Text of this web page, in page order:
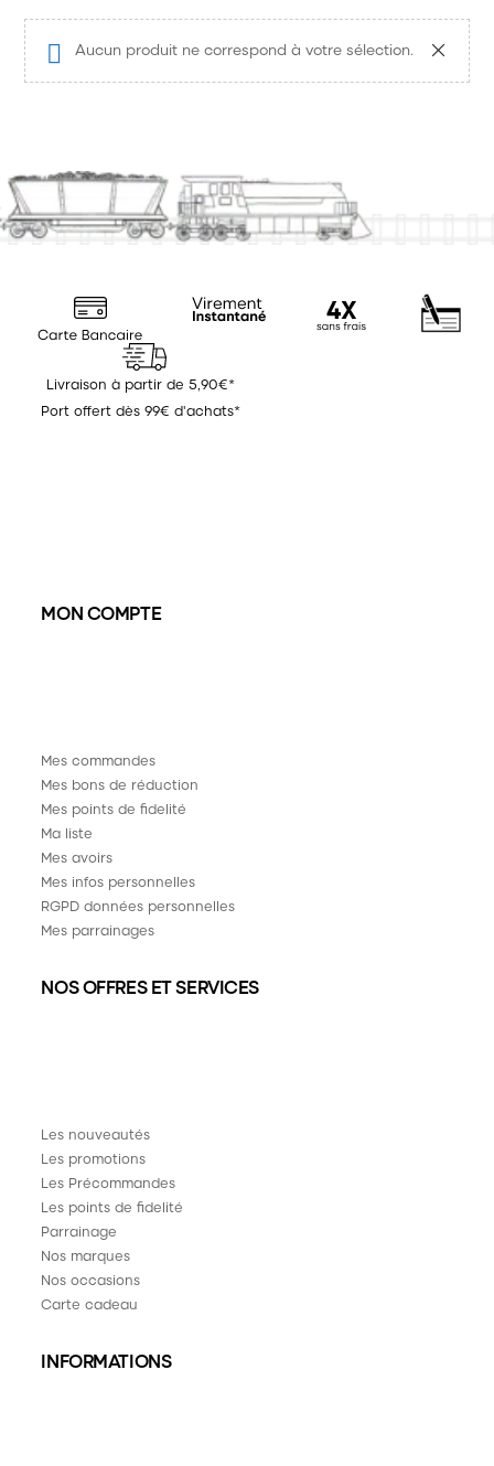
Outillage et Consommable
PROMOS
Divers
News
Citadel Colour
Games Workshop
Aucun produit ne correspond à votre sélection.
Livraison à partir de 5,90€*
Port offert dès 99€ d'achats*
MON COMPTE
Mes commandes
Mes bons de réduction
Mes points de fidelité
Ma liste
Mes avoirs
Mes infos personnelles
RGPD données personnelles
Mes parrainages
NOS OFFRES ET SERVICES
Les nouveautés
Les promotions
Les Précommandes
Les points de fidelité
Parrainage
Nos marques
Nos occasions
Carte cadeau
INFORMATIONS